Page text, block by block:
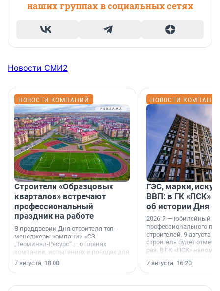
наших группах в социальных сетях
Новости СМИ2
НОВОСТИ КОМПАНИЙ
Строители «Образцовых
кварталов» встречают
профессиональный
праздник на работе
В преддверии Дня строителя топ-
менеджеры компании «СЗ
„Терминал-Ресурс“ — о планах
компании, испытаниях и поводах для
осторожного оптимизма.
7 августа, 18:00
НОВОСТИ
ГЭС, марки,
ВВП: в ГК «ПСК»
об истории Дня
2026-й — юбилейный
профессионального
строителей. 9 августа
строителя будет
раз. В ГК «ПСК»
поменялась роль
7 августа, 16:20